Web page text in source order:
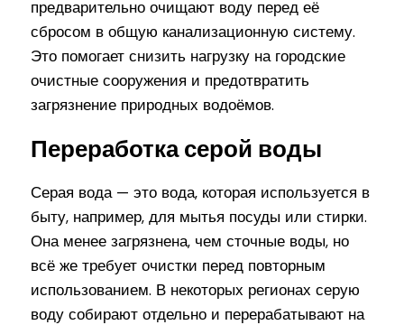
предварительно очищают воду перед её
сбросом в общую канализационную систему.
Это помогает снизить нагрузку на городские
очистные сооружения и предотвратить
загрязнение природных водоёмов.
Переработка серой воды
Серая вода — это вода, которая используется в
быту, например, для мытья посуды или стирки.
Она менее загрязнена, чем сточные воды, но
всё же требует очистки перед повторным
использованием. В некоторых регионах серую
воду собирают отдельно и перерабатывают на